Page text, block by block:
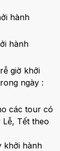
khởi hành
khởi hành
giờ khởi
ngày :
các tour có
Tết theo
khởi hành